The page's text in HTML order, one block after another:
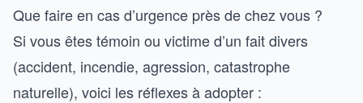
Que faire en cas d’urgence près de chez vous ?
Si vous êtes témoin ou victime d’un fait divers
(accident, incendie, agression, catastrophe
naturelle), voici les réflexes à adopter :